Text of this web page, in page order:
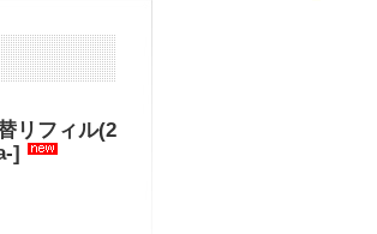
リフィル(2
]